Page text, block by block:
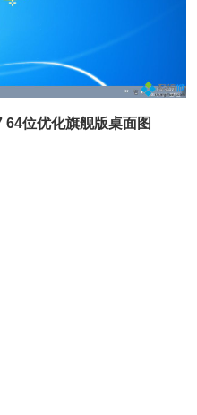
位优化旗舰版桌面图